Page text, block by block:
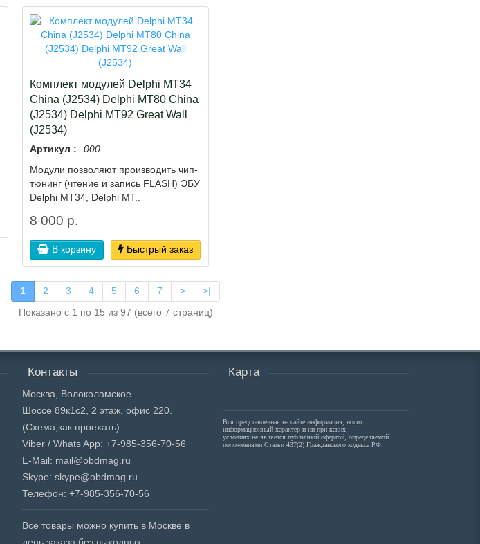
Комплект модулей Delphi MT34
China (J2534) Delphi MT80 China
(J2534) Delphi MT92 Great Wall
(J2534)
Артикул :
000
Модули позволяют производить чип-
тюнинг (чтение и запись FLASH) ЭБУ
Delphi MT34, Delphi MT..
8 000 р.
В корзину Быстрый заказ
1 2 3 4 5 6 7 >
>|
Показано с 1 по 15 из 97 (всего 7 страниц)
Контакты
Москва, Волоколамское
Шоссе 89к1с2, 2 этаж, офис 220.
(Схема, как проехать)
Viber / Whats App: +7-985-356-70-56
E-Mail: mail@obdmag.ru
Skype: skype@obdmag.ru
Телефон: +7-985-356-70-56
Все товары можно купить в Москве в
Карта
Вся представленная на сайте информация, носит
информационный характер и ни при каких
условиях не является публичной офертой, определяемой
положениями Статьи 437(2) Гражданского кодекса РФ.